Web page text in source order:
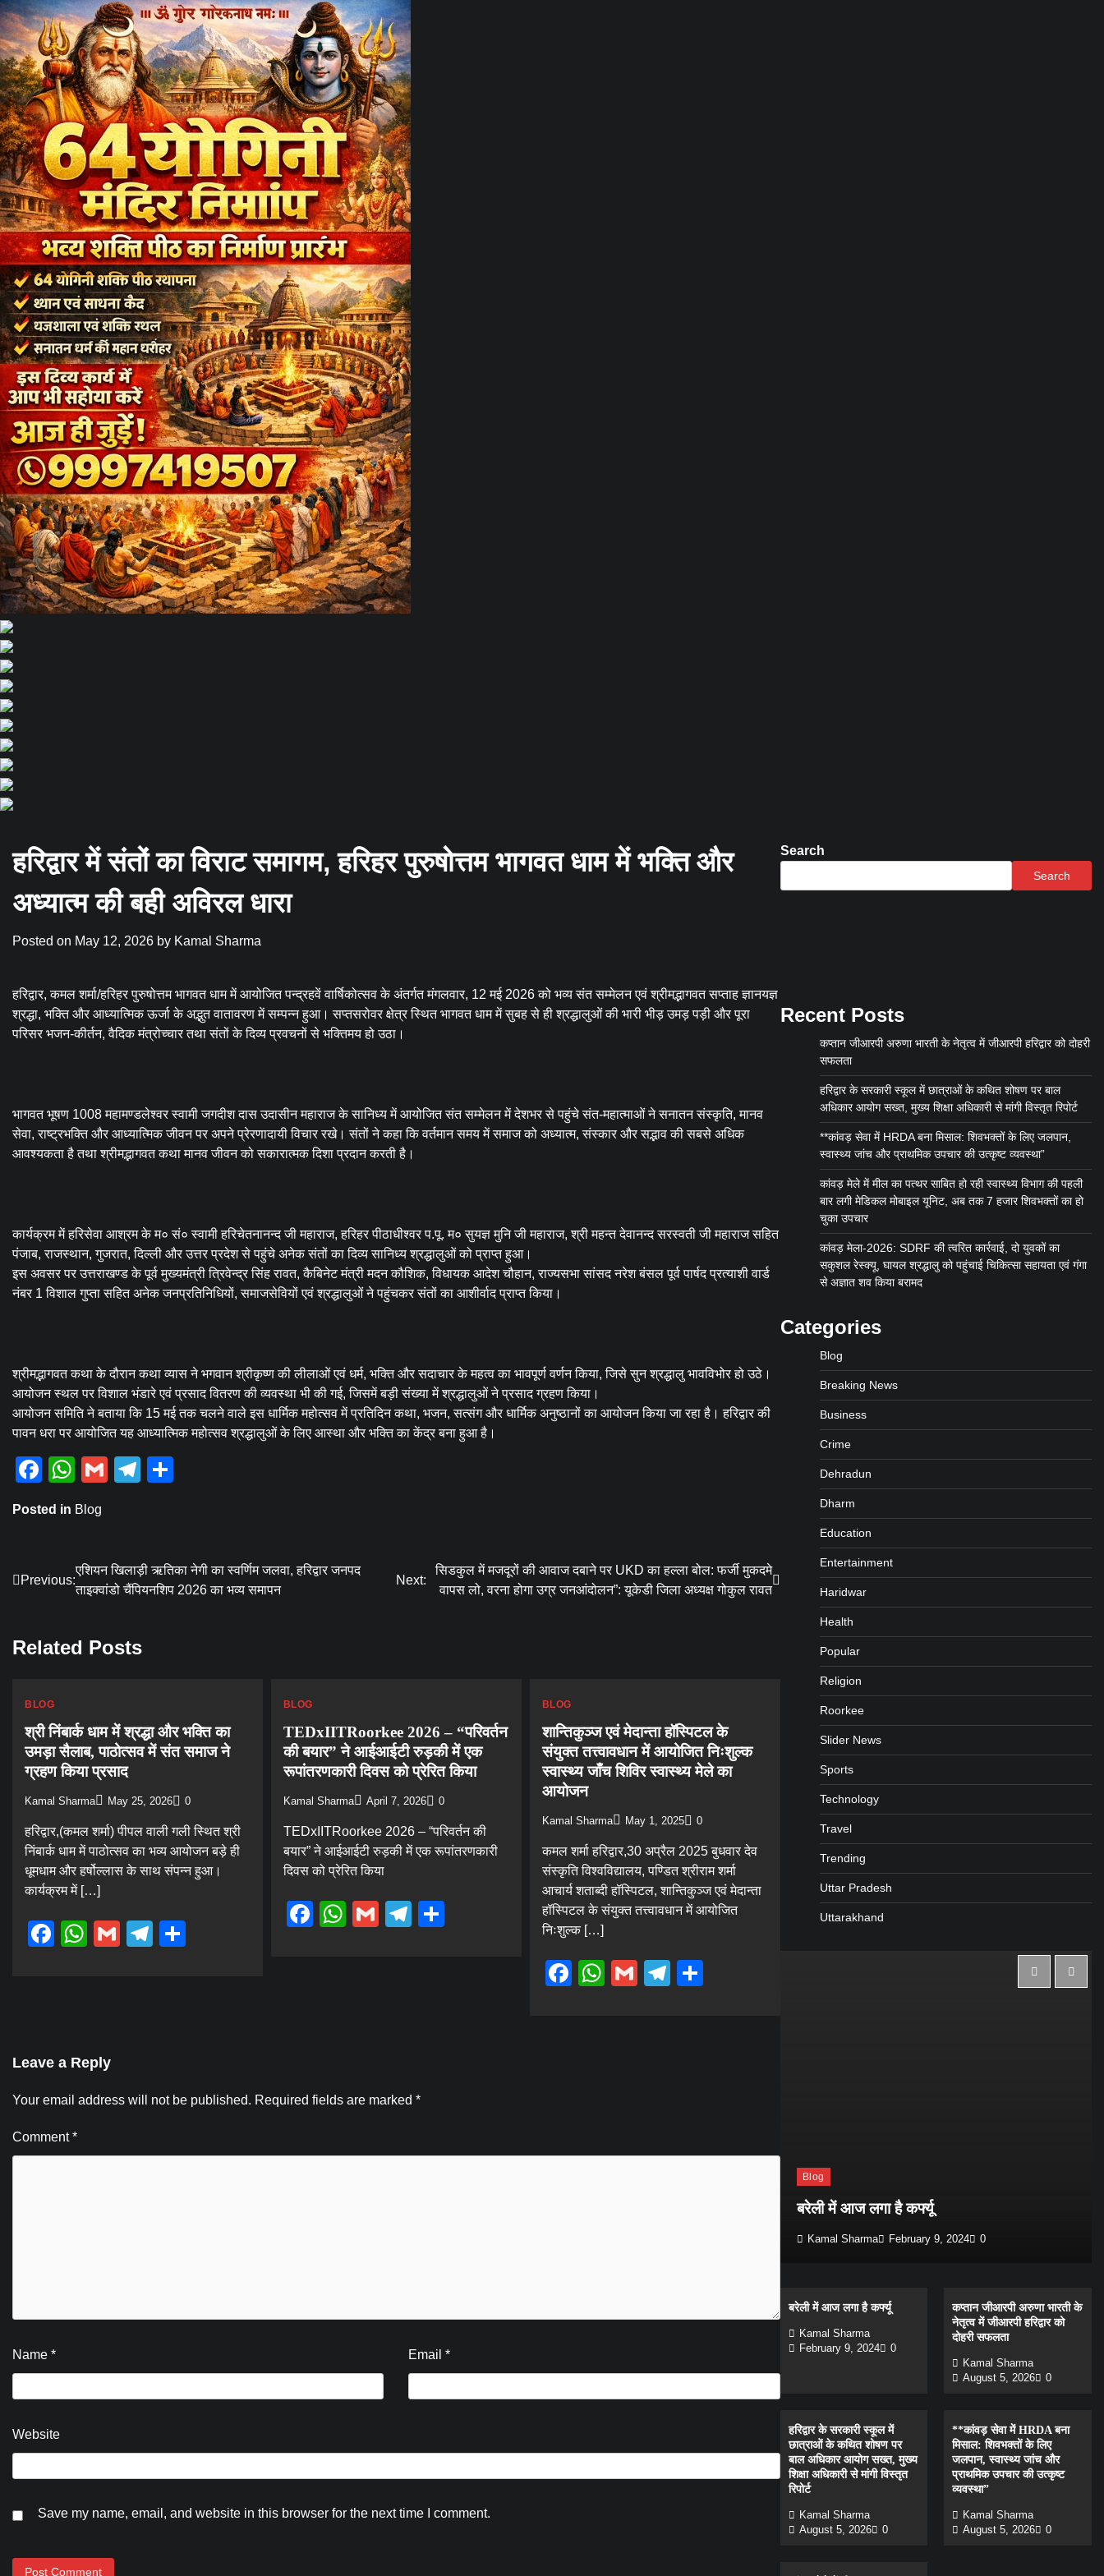
हरिद्वार में संतों का विराट समागम, हरिहर पुरुषोत्तम भागवत धाम में भक्ति और
अध्यात्म की बही अविरल धारा
Posted on May 12, 2026 by Kamal Sharma
हरिद्वार, कमल शर्मा/हरिहर पुरुषोत्तम भागवत धाम में आयोजित पन्द्रहवें वार्षिकोत्सव के अंतर्गत मंगलवार, 12 मई 2026 को भव्य संत सम्मेलन एवं श्रीमद्भागवत सप्ताह ज्ञानयज्ञ
श्रद्धा, भक्ति और आध्यात्मिक ऊर्जा के अद्भुत वातावरण में सम्पन्न हुआ। सप्तसरोवर क्षेत्र स्थित भागवत धाम में सुबह से ही श्रद्धालुओं की भारी भीड़ उमड़ पड़ी और पूरा
परिसर भजन-कीर्तन, वैदिक मंत्रोच्चार तथा संतों के दिव्य प्रवचनों से भक्तिमय हो उठा।
भागवत भूषण 1008 महामण्डलेश्वर स्वामी जगदीश दास उदासीन महाराज के सानिध्य में आयोजित संत सम्मेलन में देशभर से पहुंचे संत-महात्माओं ने सनातन संस्कृति, मानव
सेवा, राष्ट्रभक्ति और आध्यात्मिक जीवन पर अपने प्रेरणादायी विचार रखे। संतों ने कहा कि वर्तमान समय में समाज को अध्यात्म, संस्कार और सद्भाव की सबसे अधिक
आवश्यकता है तथा श्रीमद्भागवत कथा मानव जीवन को सकारात्मक दिशा प्रदान करती है।
कार्यक्रम में हरिसेवा आश्रम के म० सं० स्वामी हरिचेतनानन्द जी महाराज, हरिहर पीठाधीश्वर प.पू. म० सुयज्ञ मुनि जी महाराज, श्री महन्त देवानन्द सरस्वती जी महाराज सहित
पंजाब, राजस्थान, गुजरात, दिल्ली और उत्तर प्रदेश से पहुंचे अनेक संतों का दिव्य सानिध्य श्रद्धालुओं को प्राप्त हुआ।
इस अवसर पर उत्तराखण्ड के पूर्व मुख्यमंत्री त्रिवेन्द्र सिंह रावत, कैबिनेट मंत्री मदन कौशिक, विधायक आदेश चौहान, राज्यसभा सांसद नरेश बंसल पूर्व पार्षद प्रत्याशी वार्ड
नंबर 1 विशाल गुप्ता सहित अनेक जनप्रतिनिधियों, समाजसेवियों एवं श्रद्धालुओं ने पहुंचकर संतों का आशीर्वाद प्राप्त किया।
श्रीमद्भागवत कथा के दौरान कथा व्यास ने भगवान श्रीकृष्ण की लीलाओं एवं धर्म, भक्ति और सदाचार के महत्व का भावपूर्ण वर्णन किया, जिसे सुन श्रद्धालु भावविभोर हो उठे।
आयोजन स्थल पर विशाल भंडारे एवं प्रसाद वितरण की व्यवस्था भी की गई, जिसमें बड़ी संख्या में श्रद्धालुओं ने प्रसाद ग्रहण किया।
आयोजन समिति ने बताया कि 15 मई तक चलने वाले इस धार्मिक महोत्सव में प्रतिदिन कथा, भजन, सत्संग और धार्मिक अनुष्ठानों का आयोजन किया जा रहा है। हरिद्वार की
पावन धरा पर आयोजित यह आध्यात्मिक महोत्सव श्रद्धालुओं के लिए आस्था और भक्ति का केंद्र बना हुआ है।
Facebook
WhatsApp
GmailTelegram
Posted in Blog
Post
navigation
Previous:
एशियन खिलाड़ी ऋतिका नेगी का स्वर्णिम जलवा, हरिद्वार जनपद
ताइक्वांडो चैंपियनशिप 2026 का भव्य समापन
Next:
सिडकुल में मजदूरों की आवाज दबाने पर UKD का हल्ला बोल: फर्जी मुकदमे
वापस लो, वरना होगा उग्र जनआंदोलन”: यूकेडी जिला अध्यक्ष गोकुल रावत
Related Posts
BLOG
श्री निंबार्क धाम में श्रद्धा और भक्ति का
उमड़ा सैलाब, पाठोत्सव में संत समाज ने
ग्रहण किया प्रसाद
Kamal Sharma May 25, 2026 0
हरिद्वार,(कमल शर्मा) पीपल वाली गली स्थित श्री
निंबार्क धाम में पाठोत्सव का भव्य आयोजन बड़े ही
धूमधाम और हर्षोल्लास के साथ संपन्न हुआ।
कार्यक्रम में […]
Facebook
WhatsApp
GmailTelegram
BLOG
TEDxIITRoorkee 2026 – “परिवर्तन
की बयार” ने आईआईटी रुड़की में एक
रूपांतरणकारी दिवस को प्रेरित किया
Kamal Sharma April 7, 2026 0
TEDxIITRoorkee 2026 – “परिवर्तन की
बयार” ने आईआईटी रुड़की में एक रूपांतरणकारी
दिवस को प्रेरित किया
Facebook
WhatsApp
GmailTelegram
BLOG
शान्तिकुञ्ज एवं मेदान्ता हॉस्पिटल के
संयुक्त तत्त्वावधान में आयोजित निःशुल्क
स्वास्थ्य जाँच शिविर स्वास्थ्य मेले का
आयोजन
Kamal Sharma May 1, 2025 0
कमल शर्मा हरिद्वार,30 अप्रैल 2025 बुधवार देव
संस्कृति विश्वविद्यालय, पण्डित श्रीराम शर्मा
आचार्य शताब्दी हॉस्पिटल, शान्तिकुञ्ज एवं मेदान्ता
हॉस्पिटल के संयुक्त तत्त्वावधान में आयोजित
निःशुल्क […]
Facebook
WhatsApp
GmailTelegram
Leave a Reply
Your email address will not be published. Required fields are marked *
Comment*
Name * Email*
Website
Save my name, email, and website in this browser for the next time I comment.
Search
Search
Recent Posts
कप्तान जीआरपी अरुणा भारती के नेतृत्व में जीआरपी हरिद्वार को दोहरी
सफलता
हरिद्वार के सरकारी स्कूल में छात्राओं के कथित शोषण पर बाल
अधिकार आयोग सख्त, मुख्य शिक्षा अधिकारी से मांगी विस्तृत रिपोर्ट
**कांवड़ सेवा में HRDA बना मिसाल: शिवभक्तों के लिए जलपान,
स्वास्थ्य जांच और प्राथमिक उपचार की उत्कृष्ट व्यवस्था”
कांवड़ मेले में मील का पत्थर साबित हो रही स्वास्थ्य विभाग की पहली
बार लगी मेडिकल मोबाइल यूनिट, अब तक 7 हजार शिवभक्तों का हो
चुका उपचार
कांवड़ मेला-2026: SDRF की त्वरित कार्रवाई, दो युवकों का
सकुशल रेस्क्यू, घायल श्रद्धालु को पहुंचाई चिकित्सा सहायता एवं गंगा
से अज्ञात शव किया बरामद
Categories
Blog
Breaking News
Business
Crime
Dehradun
Dharm
Education
Entertainment
Haridwar
Health
Popular
Religion
Roorkee
Slider News
Sports
Technology
Travel
Trending
Uttar Pradesh
Uttarakhand
Blog
बरेली में आज लगा है कर्फ्यू
Kamal Sharma February 9, 2024 0
बरेली में आज लगा है कर्फ्यू
Kamal Sharma
February 9, 2024
0
कप्तान जीआरपी अरुणा भारती के
नेतृत्व में जीआरपी हरिद्वार को
दोहरी सफलता
Kamal Sharma
August 5, 2026
0
हरिद्वार के सरकारी स्कूल में
छात्राओं के कथित शोषण पर
बाल अधिकार आयोग सख्त, मुख्य
शिक्षा अधिकारी से मांगी विस्तृत
रिपोर्ट
Kamal Sharma
August 5, 2026
0
**कांवड़ सेवा में HRDA बना
मिसाल: शिवभक्तों के लिए
जलपान, स्वास्थ्य जांच और
प्राथमिक उपचार की उत्कृष्ट
व्यवस्था”
Kamal Sharma
August 5, 2026
0